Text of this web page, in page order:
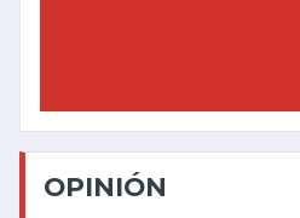
OPINIÓN